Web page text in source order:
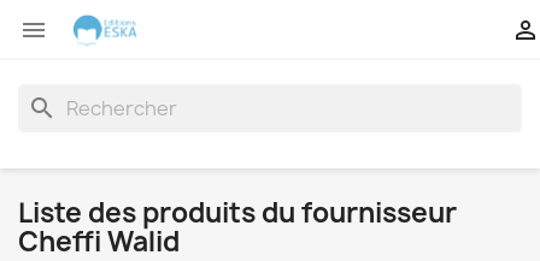
 
search
Liste des produits du fournisseur
Cheffi Walid